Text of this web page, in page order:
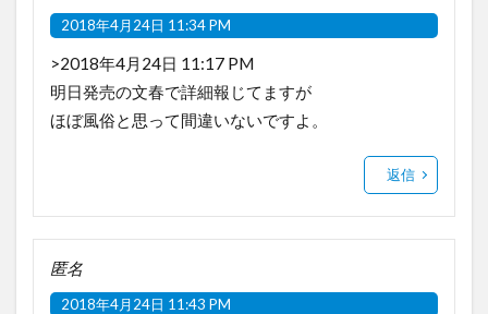
2018年4月24日 11:34 PM
>2018年4月24日 11:17 PM
明日発売の文春で詳細報じてますが
ほぼ風俗と思って間違いないですよ。
返信
匿名
2018年4月24日 11:43 PM